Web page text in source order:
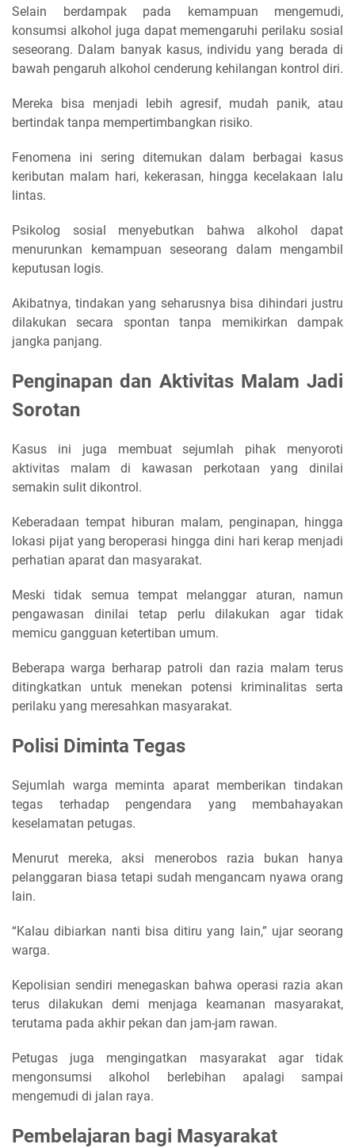
Selain berdampak pada kemampuan mengemudi,
konsumsi alkohol juga dapat memengaruhi perilaku sosial
seseorang. Dalam banyak kasus, individu yang berada di
bawah pengaruh alkohol cenderung kehilangan kontrol diri.
Mereka bisa menjadi lebih agresif, mudah panik, atau
bertindak tanpa mempertimbangkan risiko.
Fenomena ini sering ditemukan dalam berbagai kasus
keributan malam hari, kekerasan, hingga kecelakaan lalu
lintas.
Psikolog sosial menyebutkan bahwa alkohol dapat
menurunkan kemampuan seseorang dalam mengambil
keputusan logis.
Akibatnya, tindakan yang seharusnya bisa dihindari justru
dilakukan secara spontan tanpa memikirkan dampak
jangka panjang.
Penginapan dan Aktivitas Malam Jadi
Sorotan
Kasus ini juga membuat sejumlah pihak menyoroti
aktivitas malam di kawasan perkotaan yang dinilai
semakin sulit dikontrol.
Keberadaan tempat hiburan malam, penginapan, hingga
lokasi pijat yang beroperasi hingga dini hari kerap menjadi
perhatian aparat dan masyarakat.
Meski tidak semua tempat melanggar aturan, namun
pengawasan dinilai tetap perlu dilakukan agar tidak
memicu gangguan ketertiban umum.
Beberapa warga berharap patroli dan razia malam terus
ditingkatkan untuk menekan potensi kriminalitas serta
perilaku yang meresahkan masyarakat.
Polisi Diminta Tegas
Sejumlah warga meminta aparat memberikan tindakan
tegas terhadap pengendara yang membahayakan
keselamatan petugas.
Menurut mereka, aksi menerobos razia bukan hanya
pelanggaran biasa tetapi sudah mengancam nyawa orang
lain.
“Kalau dibiarkan nanti bisa ditiru yang lain,” ujar seorang
warga.
Kepolisian sendiri menegaskan bahwa operasi razia akan
terus dilakukan demi menjaga keamanan masyarakat,
terutama pada akhir pekan dan jam-jam rawan.
Petugas juga mengingatkan masyarakat agar tidak
mengonsumsi alkohol berlebihan apalagi sampai
mengemudi di jalan raya.
Pembelajaran bagi Masyarakat